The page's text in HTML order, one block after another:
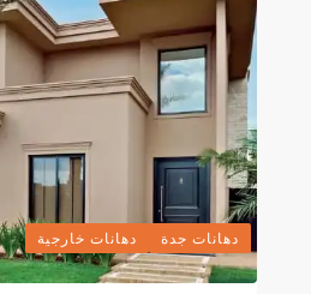
دهانات جدة دهانات خارجية